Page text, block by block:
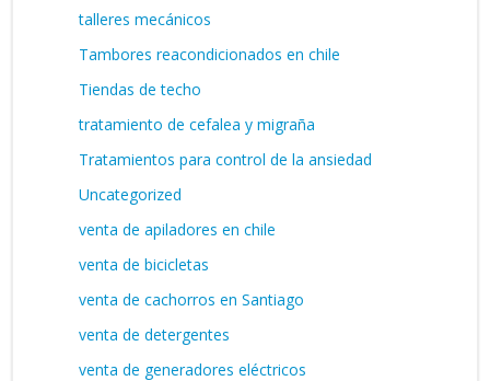
talleres mecánicos
Tambores reacondicionados en chile
Tiendas de techo
tratamiento de cefalea y migraña
Tratamientos para control de la ansiedad
Uncategorized
venta de apiladores en chile
venta de bicicletas
venta de cachorros en Santiago
venta de detergentes
venta de generadores eléctricos